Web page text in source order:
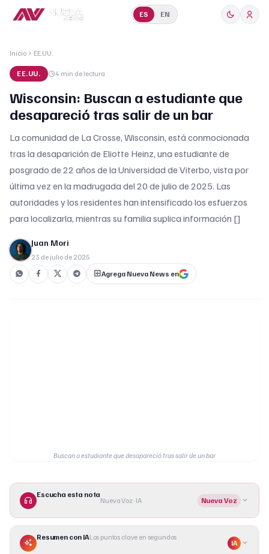
ES EN
Inicio EE.UU.
EE.UU. 4 min de lectura
Wisconsin: Buscan a estudiante que
desapareció tras salir de un bar
La comunidad de La Crosse, Wisconsin, está conmocionada
tras la desaparición de Eliotte Heinz, una estudiante de
posgrado de 22 años de la Universidad de Viterbo, vista por
última vez en la madrugada del 20 de julio de 2025. Las
autoridades y los residentes han intensificado los esfuerzos
para localizarla, mientras su familia suplica información []
Juan Mori
23 de julio de 2025
Agrega Nueva News en
Buscan a estudiante que desapareció tras salir de un bar
Escucha esta nota
Nueva Voz · IA Nueva Voz
Resumen con IALos puntos clave en segundos
IA